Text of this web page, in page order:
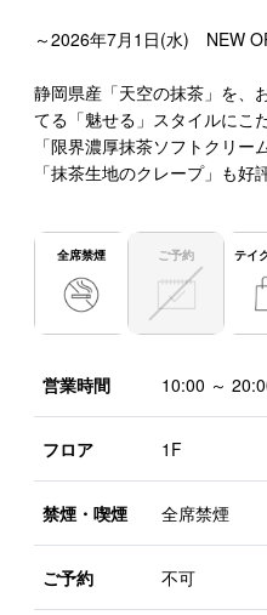
～2026年7月1日(水) NEW
静岡県産「天空の抹茶」を、
てる「魅せる」スタイルにこ
「限界濃厚抹茶ソフトクリー
「抹茶生地のクレープ」も好評
全席禁煙 ご予約 テイ
営業時間 10:00 ～
フロア 1F
禁煙・喫煙 全席禁煙
ご予約 不可